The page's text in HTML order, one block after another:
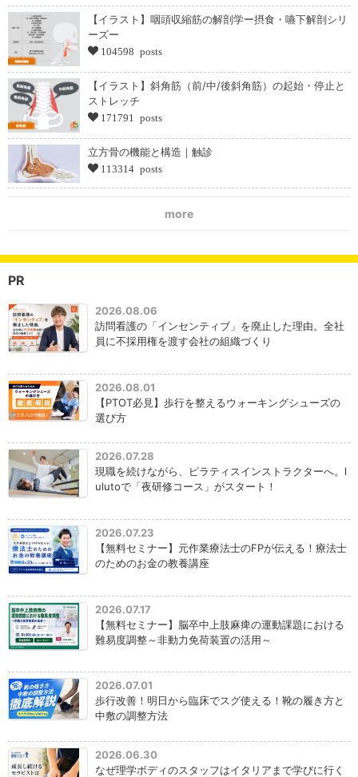
【イラスト】咽頭収縮筋の解剖学ー摂食・嚥下解剖シリ
ーズー
104598 posts
【イラスト】斜角筋（前/中/後斜角筋）の起始・停止と
ストレッチ
171791 posts
立方骨の機能と構造｜触診
113314 posts
more
PR
2026.08.06
訪問看護の「インセンティブ」を廃止した理由。全社
員に不採用権を渡す会社の組織づくり
2026.08.01
【PTOT必見】歩行を整えるウォーキングシューズの
選び方
2026.07.28
現職を続けながら、ピラティスインストラクターへ。l
ulutoで「夜研修コース」がスタート！
2026.07.23
【無料セミナー】元作業療法士のFPが伝える！療法士
のためのお金の教養講座
2026.07.17
【無料セミナー】脳卒中上肢麻痺の運動課題における
難易度調整～非動力免荷装置の活用～
2026.07.01
歩行改善！明日から臨床でスグ使える！靴の履き方と
中敷の調整方法
2026.06.30
なぜ理学ボディのスタッフはイタリアまで学びに行く